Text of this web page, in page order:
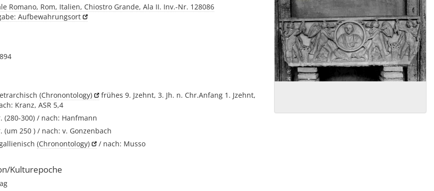
Romano, Rom, Italien, Chiostro Grande, Ala II. Inv.-Nr. 128086
Aufbewahrungsort
(Chronontology)
frühes 9. Jzehnt, 3. Jh. n. Chr.Anfang 1. Jzehnt,
Kranz, ASR 5,4
(280-300) / nach: Hanfmann
(um 250 ) / nach: v. Gonzenbach
(Chronontology) / nach: Musso
Kulturepoche